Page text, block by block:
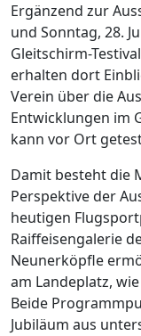
Ergänzend zur
und Sonntag, 28.
Gleitschirm-
erhalten dort
Verein über die
Entwicklungen im
kann vor Ort
Damit besteht die
Perspektive der
heutigen
Raiffeisengalerie
Neunerköpfle
am Landeplatz,
Beide
Jubiläum aus